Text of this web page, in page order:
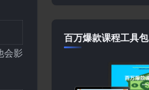
会影
百万爆款课程工具包